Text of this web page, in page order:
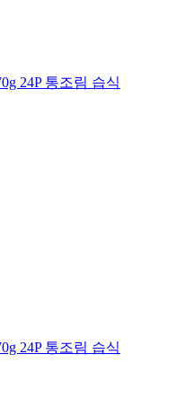
24P 통조림 습식
24P 통조림 습식